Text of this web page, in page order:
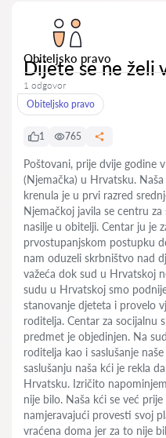
Obiteljsko pravo
Dijete se ne želi
1 odgovor
Obiteljsko pravo
1 765
Poštovani, prije dvije godine
(Njemačka) u Hrvatsku.
krenula je u prvi razred
Njemačkoj javila se centru
nasilje u obitelji. Centar ju je
prvostupanjskom postupku
nam oduzeli skrbništvo nad
važeća dok sud u Hrvatskoj
sudu u Hrvatskoj smo
stanovanje djeteta i provelo
roditelja. Centar za socijalnu
predmet je objedinjen. Na
roditelja kao i saslušanje
saslušanju naša kći je rekla
Hrvatsku. Izričito
nije bilo. Naša kći se već
namjeravajući provesti svoj
vraćena doma jer za to nije